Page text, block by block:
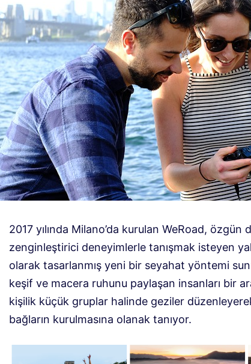
2017 yılında Milano’da kurulan WeRoad,
zenginleştirici deneyimlerle tanışmak isteyen
olarak tasarlanmış yeni bir seyahat yöntemi
keşif ve macera ruhunu paylaşan insanları bir
kişilik küçük gruplar halinde geziler
bağların kurulmasına olanak tanıyor.